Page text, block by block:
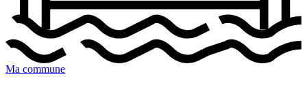
Ma commune